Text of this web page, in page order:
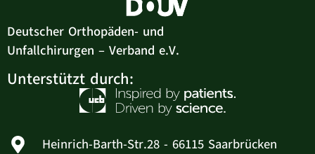
Deutscher Orthopäden- und
Unfallchirurgen – Verband e.V.
Unterstützt durch:
Heinrich-Barth-Str.28 - 66115 Saarbrücken